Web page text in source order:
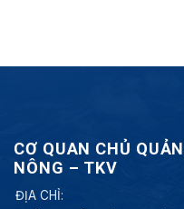
CƠ QUAN CHỦ
NÔNG – TKV
ĐỊA CHỈ: